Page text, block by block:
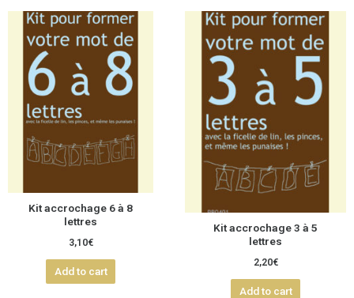
Kit accrochage 6 à 8
lettres
3,10€
Add to cart
Kit accrochage 3 à 5
lettres
2,20€
Add to cart